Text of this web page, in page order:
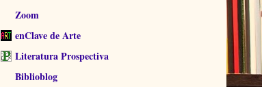
Zoom
enClave de Arte
Literatura Prospectiva
Biblioblog